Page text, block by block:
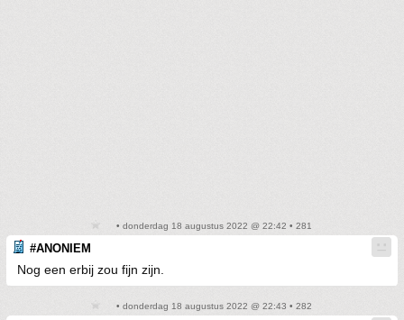
• donderdag 18 augustus 2022 @ 22:42 • 281
#ANONIEM
Nog een erbij zou fijn zijn.
• donderdag 18 augustus 2022 @ 22:43 • 282